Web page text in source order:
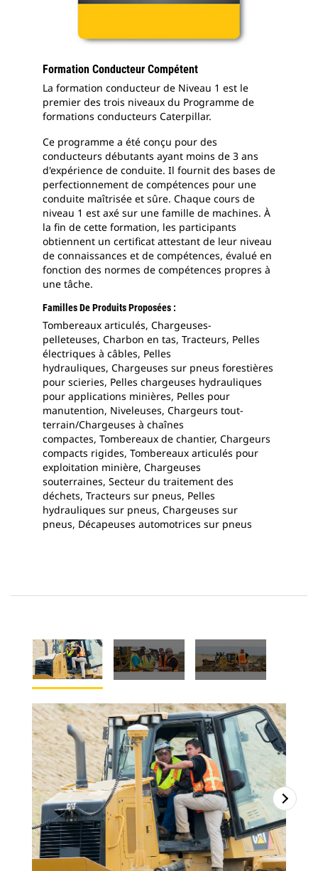
Formation Conducteur Compétent
La formation conducteur de Niveau 1 est le
premier des trois niveaux du Programme de
formations conducteurs Caterpillar.
Ce programme a été conçu pour des
conducteurs débutants ayant moins de 3 ans
d'expérience de conduite. Il fournit des bases de
perfectionnement de compétences pour une
conduite maîtrisée et sûre. Chaque cours de
niveau 1 est axé sur une famille de machines. À
la fin de cette formation, les participants
obtiennent un certificat attestant de leur niveau
de connaissances et de compétences, évalué en
fonction des normes de compétences propres à
une tâche.
Familles De Produits Proposées :
Tombereaux articulés, Chargeuses-
pelleteuses, Charbon en tas, Tracteurs, Pelles
électriques à câbles, Pelles
hydrauliques, Chargeuses sur pneus forestières
pour scieries, Pelles chargeuses hydrauliques
pour applications minières, Pelles pour
manutention, Niveleuses, Chargeurs tout-
terrain/Chargeuses à chaînes
compactes, Tombereaux de chantier, Chargeurs
compacts rigides, Tombereaux articulés pour
exploitation minière, Chargeuses
souterraines, Secteur du traitement des
déchets, Tracteurs sur pneus, Pelles
hydrauliques sur pneus, Chargeuses sur
pneus, Décapeuses automotrices sur pneus